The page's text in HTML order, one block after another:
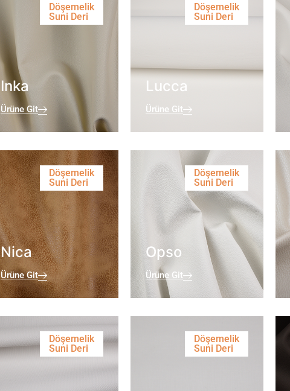
Döşemelik
Suni Deri
Inka
Ürüne Git
Döşemelik
Suni Deri
Lucca
Ürüne Git
Döşemelik
Suni Deri
Nica
Ürüne Git
Döşemelik
Suni Deri
Opso
Ürüne Git
Döşemelik
Suni Deri
Döşemelik
Suni Deri